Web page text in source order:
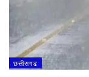
छत्तीसगढ